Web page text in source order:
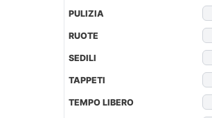
PULIZIA
RUOTE
SEDILI
TAPPETI
TEMPO LIBERO